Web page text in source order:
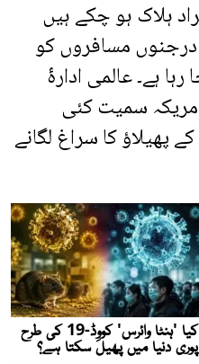
ہلاک ہو چکے ہیں
مسافروں کو
ہے۔ عالمی ادارۂ
سمیت کئی
پھیلاؤ کا سراغ لگانے